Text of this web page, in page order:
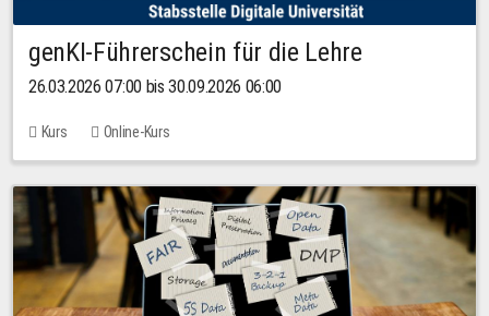
genKI-Führerschein für die Lehre
26.03.2026 07:00 bis 30.09.2026 06:00
Kurs Online-Kurs